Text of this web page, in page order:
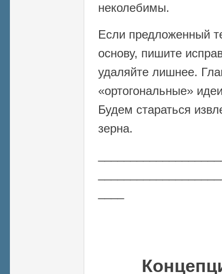
неколебимы.
Если предложенный
основу, пишите
удаляйте лишнее.
«ортогональные»
Будем стараться
зерна.